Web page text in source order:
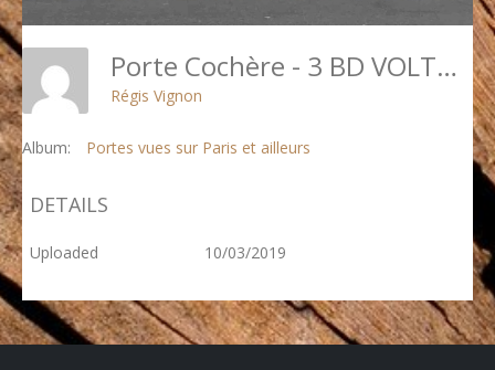
Porte Cochère - 3 BD VOLTAIRE RED 2
Régis Vignon
Album: Portes vues sur Paris et ailleurs
DETAILS
Uploaded 10/03/2019